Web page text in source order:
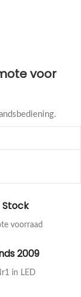
voor
Stock
voorraad
2009
in LED